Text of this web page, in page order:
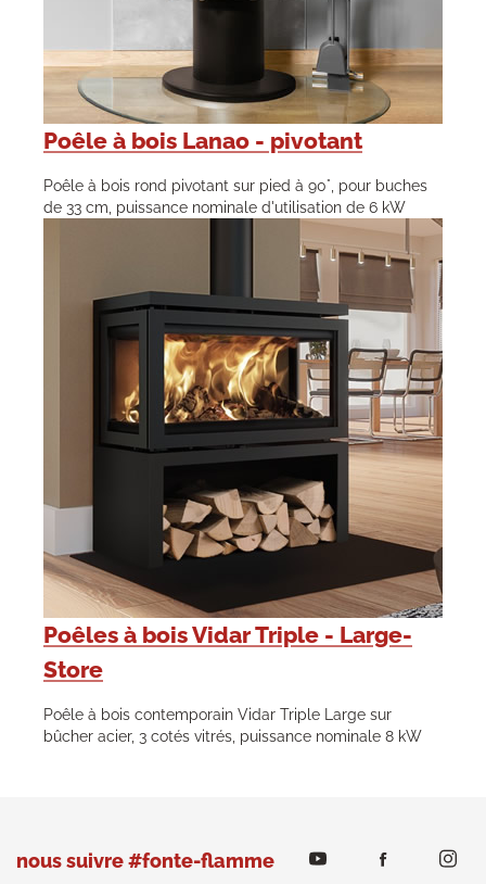
Poêle à bois Lanao - pivotant
Poêle à bois rond pivotant sur pied à 90°, pour buches
de 33 cm, puissance nominale d'utilisation de 6 kW
Poêles à bois Vidar Triple - Large-
Store
Poêle à bois contemporain Vidar Triple Large sur
bûcher acier, 3 cotés vitrés, puissance nominale 8 kW
nous suivre #fonte-flamme